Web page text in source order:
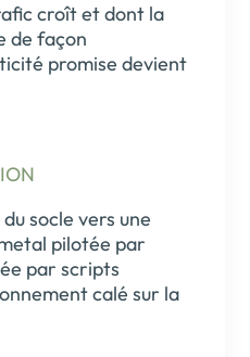
croît et dont la
de façon
promise devient
socle vers une
pilotée par
par scripts
calé sur la